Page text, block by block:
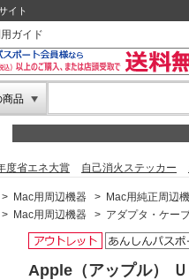
イト
ガイド
商品
度省エネ大賞 自己消火ステッカー
> Mac用周辺機器 > Mac用純正周辺
> Mac用周辺機器 > アダプタ・ケー
Apple（アップル）